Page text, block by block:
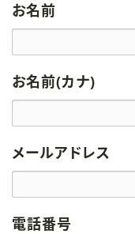
お名前
お名前(カナ)
メールアドレス
電話番号